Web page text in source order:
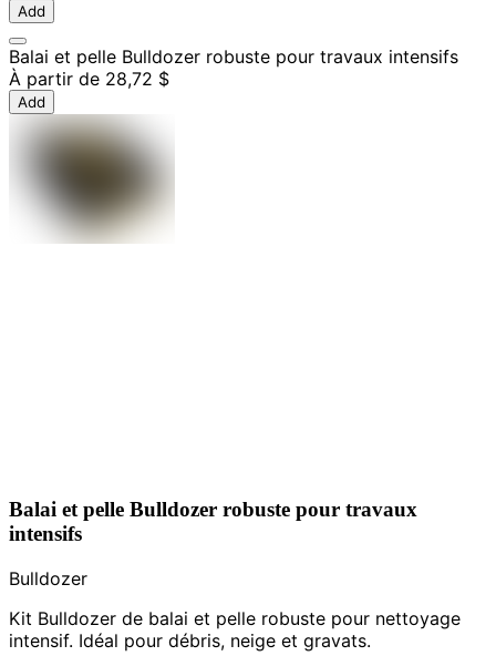
Add
Balai et pelle Bulldozer robuste pour travaux intensifs
À partir de 28,72 $
Add
Balai et pelle Bulldozer robuste pour travaux
intensifs
Bulldozer
Kit Bulldozer de balai et pelle robuste pour nettoyage
intensif. Idéal pour débris, neige et gravats.